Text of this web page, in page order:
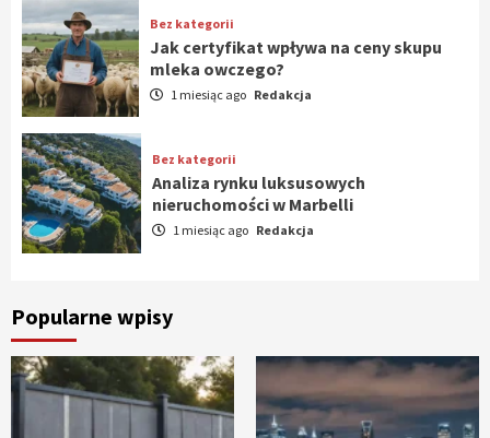
Bez kategorii
Jak certyfikat wpływa na ceny skupu
mleka owczego?
1 miesiąc ago Redakcja
Bez kategorii
Analiza rynku luksusowych
nieruchomości w Marbelli
1 miesiąc ago Redakcja
Popularne wpisy